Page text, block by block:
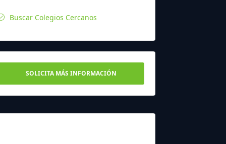
Buscar Colegios Cercanos
SOLICITA MÁS INFORMACIÓN